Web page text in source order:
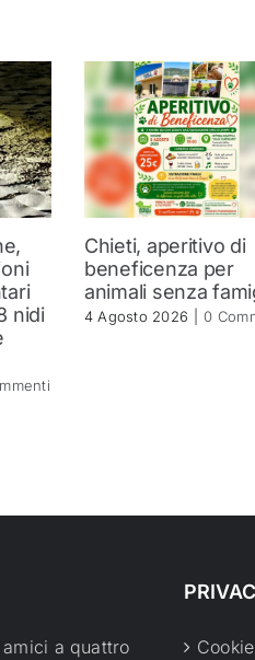
nidi
Chieti, aperitivo di
beneficenza per
animali senza
4 Agosto 2026 0
a quattro